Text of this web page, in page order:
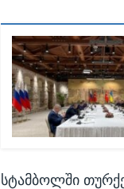
სტამბოლში